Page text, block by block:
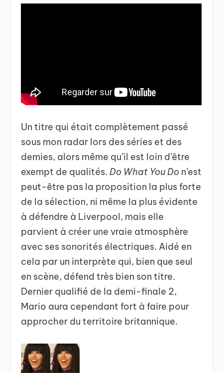
Un titre qui était complètement passé
sous mon radar lors des séries et des
demies, alors même qu’il est loin d’être
exempt de qualités.Do What You Do n’est
peut-être pas la proposition la plus forte
de la sélection, ni même la plus évidente
à défendre à Liverpool, mais elle
parvient à créer une vraie atmosphère
avec ses sonorités électriques. Aidé en
cela par un interprète qui, bien que seul
en scène, défend très bien son titre.
Dernier qualifié de la demi-finale 2,
Mario aura cependant fort à faire pour
approcher du territoire britannique.